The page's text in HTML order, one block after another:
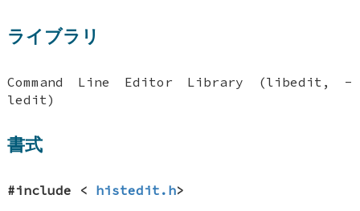
ライブラリ
Command Line Editor Library (libedit, -
ledit)
書式
#include < histedit.h>